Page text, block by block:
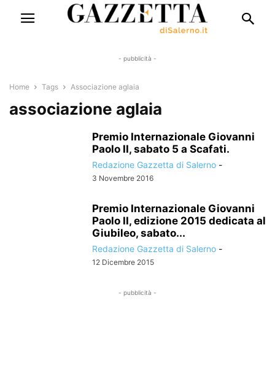
- pubblicità -
Home Tags Associazione aglaia
associazione aglaia
Premio Internazionale Giovanni
Paolo II, sabato 5 a Scafati.
Redazione Gazzetta di Salerno -
3 Novembre 2016
Premio Internazionale Giovanni
Paolo II, edizione 2015 dedicata al
Giubileo, sabato...
Redazione Gazzetta di Salerno -
12 Dicembre 2015
- pubblicità -